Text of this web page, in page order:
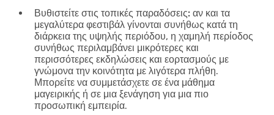
Βυθιστείτε στις τοπικές παραδόσεις: αν και τα
μεγαλύτερα φεστιβάλ γίνονται συνήθως κατά τη
διάρκεια της υψηλής περιόδου, η χαμηλή περίοδος
συνήθως περιλαμβάνει μικρότερες και
περισσότερες εκδηλώσεις και εορτασμούς με
γνώμονα την κοινότητα με λιγότερα πλήθη.
Μπορείτε να συμμετάσχετε σε ένα μάθημα
μαγειρικής ή σε μια ξενάγηση για μια πιο
προσωπική εμπειρία.